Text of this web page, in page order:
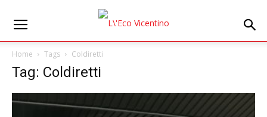
Home Tags Coldiretti
Tag: Coldiretti